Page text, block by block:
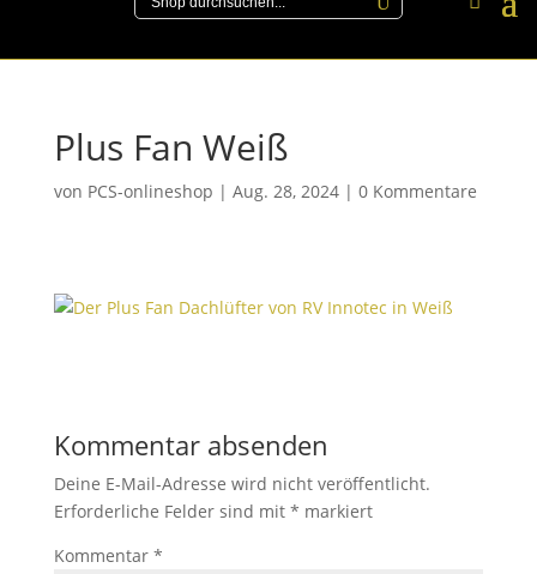
Plus Fan Weiß
von PCS-onlineshop | Aug. 28, 2024| 0 Kommentare
Kommentar absenden
Deine E-Mail-Adresse wird nicht veröffentlicht.
Erforderliche Felder sind mit * markiert
Kommentar *